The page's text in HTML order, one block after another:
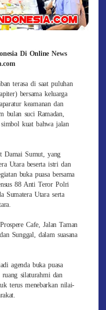
Di Online News
terasa di saat puluhan
bersama keluarga
keamanan dan
bulan suci Ramadan,
kuat bahwa jalan
Damai Sumut, yang
Utara beserta istri dan
buka puasa bersama
88 Anti Teror Polri
Sumatera Utara serta
Cafe, Jalan Taman
Sunggal, dalam suasana
agenda buka puasa
silaturahmi dan
terus menebarkan nilai-